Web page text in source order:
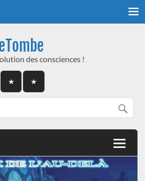
des consciences !